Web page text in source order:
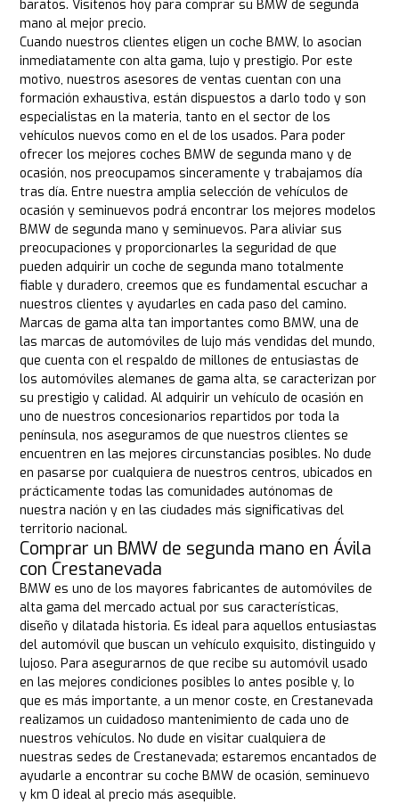
baratos. Visítenos hoy para comprar su BMW de segunda
mano al mejor precio.
Cuando nuestros clientes eligen un coche BMW, lo asocian
inmediatamente con alta gama, lujo y prestigio. Por este
motivo, nuestros asesores de ventas cuentan con una
formación exhaustiva, están dispuestos a darlo todo y son
especialistas en la materia, tanto en el sector de los
vehículos nuevos como en el de los usados. Para poder
ofrecer los mejores coches BMW de segunda mano y de
ocasión, nos preocupamos sinceramente y trabajamos día
tras día. Entre nuestra amplia selección de vehículos de
ocasión y seminuevos podrá encontrar los mejores modelos
BMW de segunda mano y seminuevos. Para aliviar sus
preocupaciones y proporcionarles la seguridad de que
pueden adquirir un coche de segunda mano totalmente
fiable y duradero, creemos que es fundamental escuchar a
nuestros clientes y ayudarles en cada paso del camino.
Marcas de gama alta tan importantes como BMW, una de
las marcas de automóviles de lujo más vendidas del mundo,
que cuenta con el respaldo de millones de entusiastas de
los automóviles alemanes de gama alta, se caracterizan por
su prestigio y calidad. Al adquirir un vehículo de ocasión en
uno de nuestros concesionarios repartidos por toda la
península, nos aseguramos de que nuestros clientes se
encuentren en las mejores circunstancias posibles. No dude
en pasarse por cualquiera de nuestros centros, ubicados en
prácticamente todas las comunidades autónomas de
nuestra nación y en las ciudades más significativas del
territorio nacional.
Comprar un BMW de segunda mano en Ávila
con Crestanevada
BMW es uno de los mayores fabricantes de automóviles de
alta gama del mercado actual por sus características,
diseño y dilatada historia. Es ideal para aquellos entusiastas
del automóvil que buscan un vehículo exquisito, distinguido y
lujoso. Para asegurarnos de que recibe su automóvil usado
en las mejores condiciones posibles lo antes posible y, lo
que es más importante, a un menor coste, en Crestanevada
realizamos un cuidadoso mantenimiento de cada uno de
nuestros vehículos. No dude en visitar cualquiera de
nuestras sedes de Crestanevada; estaremos encantados de
ayudarle a encontrar su coche BMW de ocasión, seminuevo
y km 0 ideal al precio más asequible.